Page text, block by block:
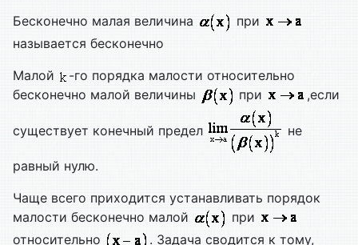
Бесконечно малая величина
при
называется бесконечно
Малой
-го порядка малости относительно
бесконечно малой величины
при ,если
существует конечный предел не
равный нулю.
Чаще всего приходится устанавливать порядок
малости бесконечно малой
при
относительно
. Задача сводится к тому,